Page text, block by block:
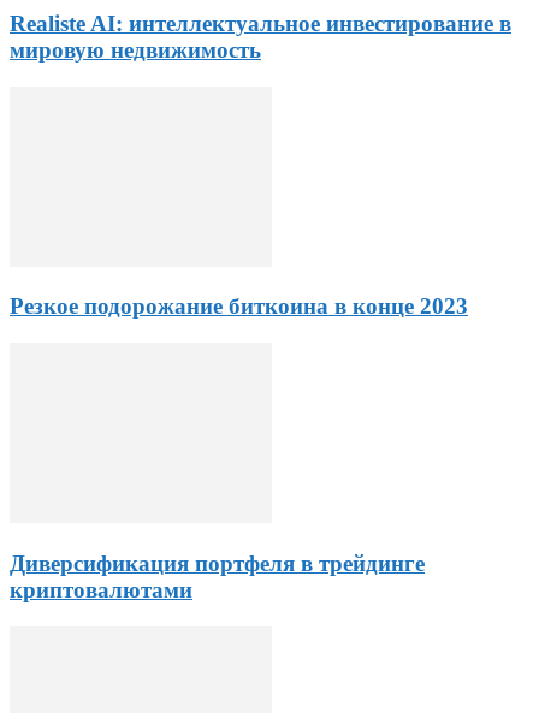
Realiste AI: интеллектуальное инвестирование в
мировую недвижимость
Резкое подорожание биткоина в конце 2023
Диверсификация портфеля в трейдинге
криптовалютами